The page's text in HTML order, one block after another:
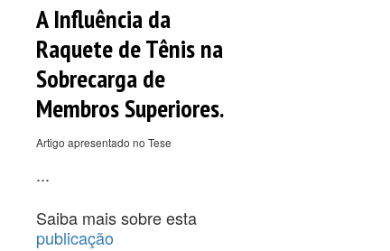
A Influência da
Raquete de Tênis na
Sobrecarga de
Membros Superiores.
Artigo apresentado no Tese
...
Saiba mais sobre esta
publicação